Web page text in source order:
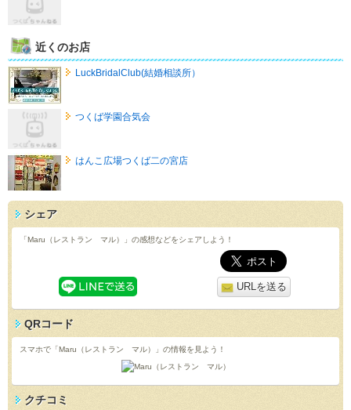
近くのお店
LuckBridalClub(結婚相談所）
つくば学園合気会
はんこ広場つくば二の宮店
シェア
「Maru（レストラン マル）」の感想などをシェアしよう！
URLを送る
QRコード
スマホで「Maru（レストラン マル）」の情報を見よう！
クチコミ